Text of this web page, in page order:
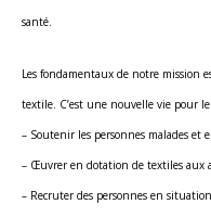
santé.
Les fondamentaux de notre mission
textile. C’est une nouvelle vie pour le
– Soutenir les personnes malades et
– Œuvrer en dotation de textiles aux
– Recruter des personnes en